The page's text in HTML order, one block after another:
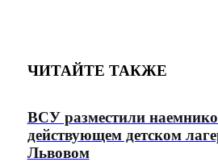
ЧИТАЙТЕ ТАКЖЕ
ВСУ разместили
действующем детском
Львовом